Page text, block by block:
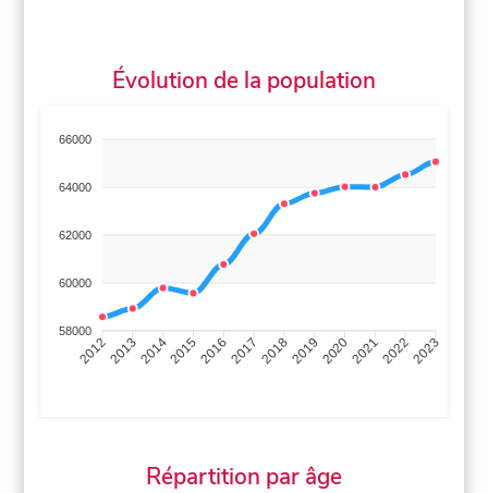
Évolution de la population
66000
64000
62000
60000
58000
201220132014201520162017 201820192020202120222023
Répartition par âge